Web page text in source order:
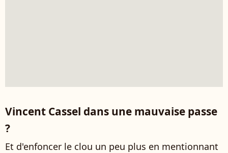
Vincent Cassel dans une mauvaise passe
?
Et d'enfoncer le clou un peu plus en mentionnant